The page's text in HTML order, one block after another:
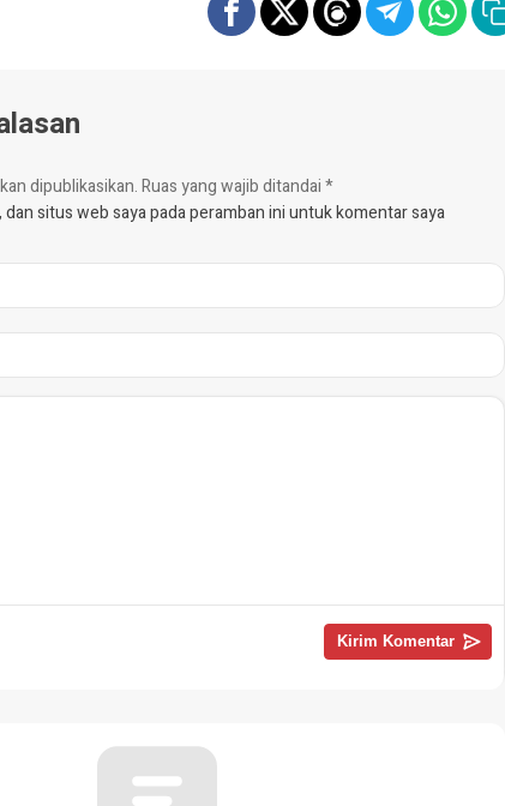
dipublikasikan.Ruas yang wajib ditandai*
dan situs web saya pada peramban ini untuk komentar saya